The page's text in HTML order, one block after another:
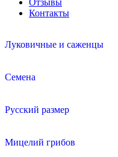
Отзывы
Контакты
Луковичные и саженцы
Семена
Русский размер
Мицелий грибов